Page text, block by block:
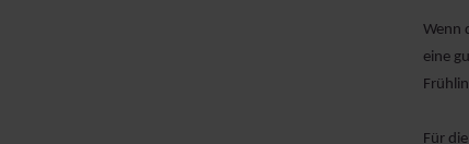
Wenn
eine
Für